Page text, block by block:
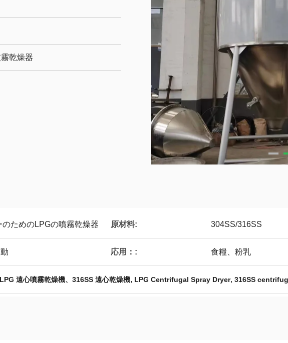
乾燥器
ためのLPGの噴霧乾燥器 原材料: 304SS/316SS
応用：: 食糧、粉乳
遠心噴霧乾燥機、316SS 遠心乾燥機, LPG Centrifugal Spray Dryer, 316SS